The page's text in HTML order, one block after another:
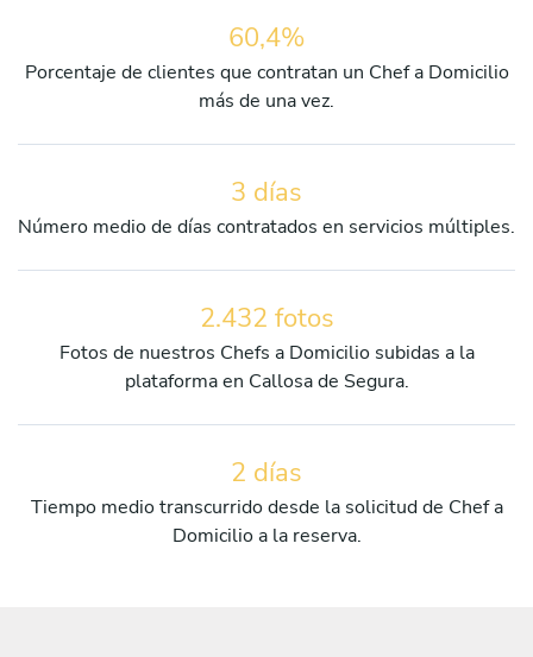
60,4%
Porcentaje de clientes que contratan un Chef a Domicilio
más de una vez.
3 días
Número medio de días contratados en servicios múltiples.
2.432 fotos
Fotos de nuestros Chefs a Domicilio subidas a la
plataforma en Callosa de Segura.
2 días
Tiempo medio transcurrido desde la solicitud de Chef a
Domicilio a la reserva.